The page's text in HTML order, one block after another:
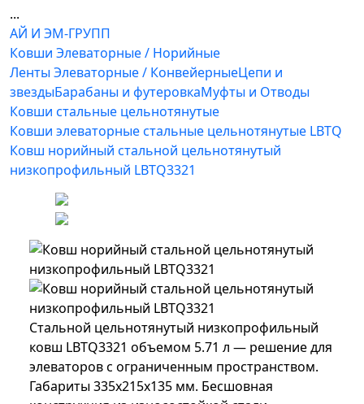
...
АЙ И ЭМ-ГРУПП
Ковши Элеваторные / Норийные
Ленты Элеваторные / КонвейерныеЦепи и
звездыБарабаны и футеровкаМуфты и Отводы
Ковши стальные цельнотянутые
Ковши элеваторные стальные цельнотянутые LBTQ
Ковш норийный стальной цельнотянутый
низкопрофильный LBTQ3321
Стальной цельнотянутый низкопрофильный
ковш LBTQ3321 объемом 5.71 л — решение для
элеваторов с ограниченным пространством.
Габариты 335x215x135 мм. Бесшовная